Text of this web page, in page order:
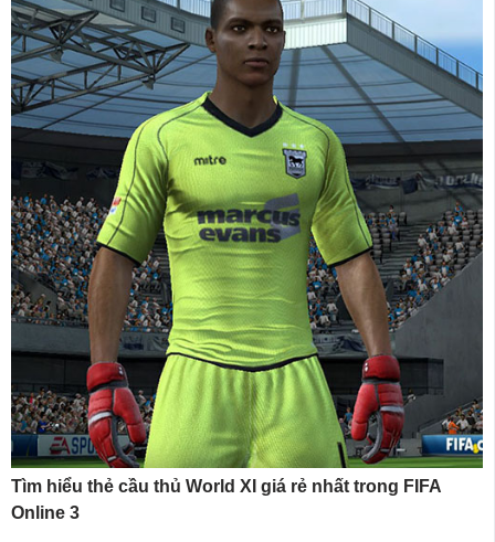
Tìm hiểu thẻ cầu thủ World XI giá rẻ nhất trong FIFA
Online 3